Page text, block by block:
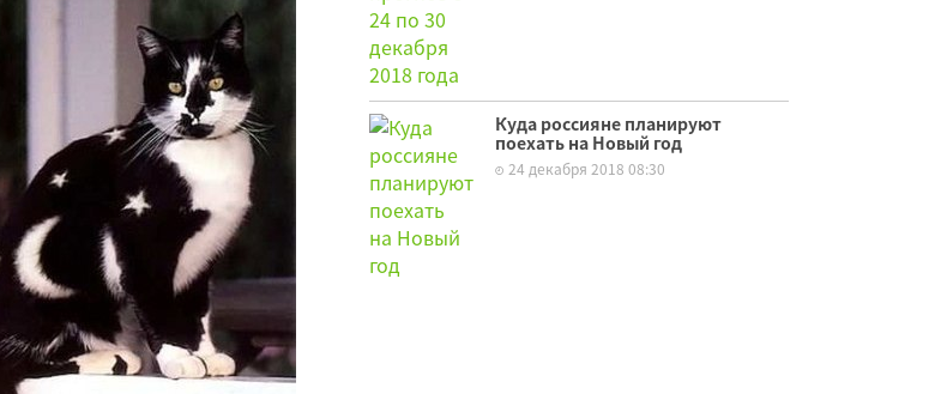
Куда россияне планируют
поехать на Новый год
24 декабря 2018 08:30